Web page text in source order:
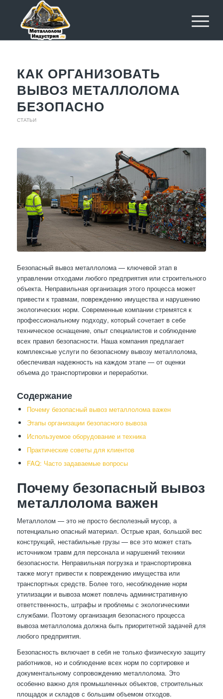
КАК ОРГАНИЗОВАТЬ
ВЫВОЗ МЕТАЛЛОЛОМА
БЕЗОПАСНО
СТАТЬИ
Безопасный вывоз металлолома — ключевой этап в
управлении отходами любого предприятия или строительного
объекта. Неправильная организация этого процесса может
привести к травмам, повреждению имущества и нарушению
экологических норм. Современные компании стремятся к
профессиональному подходу, который сочетает в себе
техническое оснащение, опыт специалистов и соблюдение
всех правил безопасности. Наша компания предлагает
комплексные услуги по безопасному вывозу металлолома,
обеспечивая надежность на каждом этапе — от оценки
объема до транспортировки и переработки.
Содержание
Почему безопасный вывоз металлолома важен
Этапы организации безопасного вывоза
Используемое оборудование и техника
Практические советы для клиентов
FAQ: Часто задаваемые вопросы
Почему безопасный вывоз
металлолома важен
Металлолом — это не просто бесполезный мусор, а
потенциально опасный материал. Острые края, большой вес
конструкций, нестабильные грузы — все это может стать
источником травм для персонала и нарушений техники
безопасности. Неправильная погрузка и транспортировка
также могут привести к повреждению имущества или
транспортных средств. Более того, несоблюдение норм
утилизации и вывоза может повлечь административную
ответственность, штрафы и проблемы с экологическими
службами. Поэтому организация безопасного процесса
вывоза металлолома должна быть приоритетной задачей для
любого предприятия.
Безопасность включает в себя не только физическую защиту
работников, но и соблюдение всех норм по сортировке и
документальному сопровождению металлолома. Это
особенно важно для промышленных объектов, строительных
площадок и складов с большим объемом отходов.